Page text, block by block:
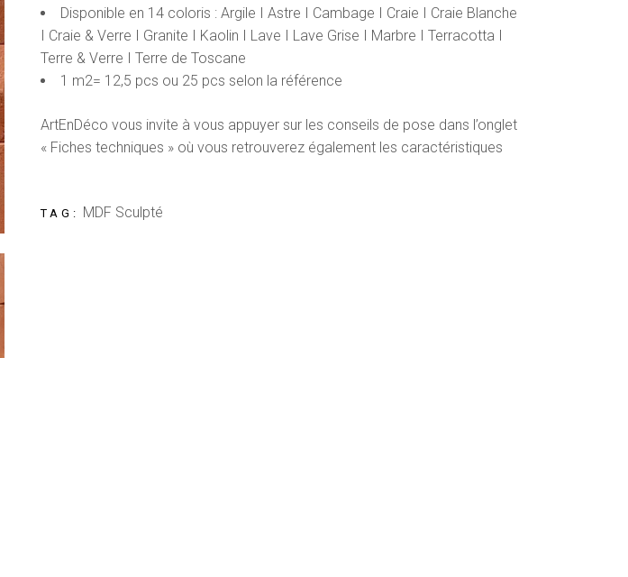
Disponible en 14 coloris : Argile I Astre I Cambage I Craie I Craie Blanche
I Craie & Verre I Granite I Kaolin I Lave I Lave Grise I Marbre I Terracotta I
Terre & Verre I Terre de Toscane
1 m2= 12,5 pcs ou 25 pcs selon la référence
ArtEnDéco vous invite à vous appuyer sur les conseils de pose dans l’onglet
« Fiches techniques » où vous retrouverez également les caractéristiques
TAG: MDF Sculpté